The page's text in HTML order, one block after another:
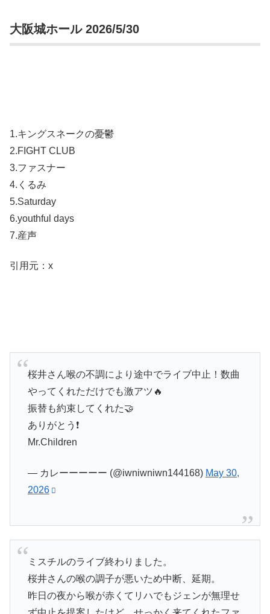
大阪城ホール 2026/5/30
1.キングスネークの憂鬱
2.FIGHT CLUB
3.ファスナー
4.くるみ
5.Saturday
6.youthful days
7.産声
引用元：x
桜井さん喉の不調により途中でライブ中止！数曲
やってくれただけでも激アツ🔥
振替も約束してくれた🤝
ありがとう❗️
Mr.Children
— カレーーーーー (@iwniwniwn144168) May 30,
2026
ミスチルのライブ終わりました。
桜井さんの喉の調子が悪いため中断、延期。
昨日の夜から喉が赤くてリハでもジェンが無理せ